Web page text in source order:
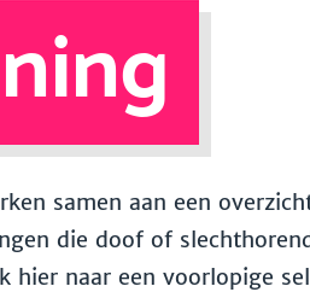
samen aan een
die doof of
naar een voorlopige